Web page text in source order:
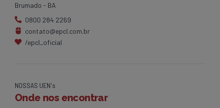
Brumado - BA
0800 284 2269
contato@epcl.com.br
/epcl_oficial
NOSSAS UEN's
Onde nos encontrar